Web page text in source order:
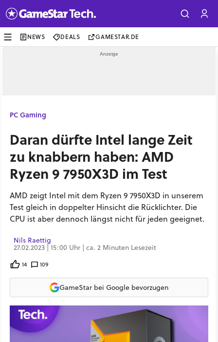
NEWS DEALS GAMESTAR.DE
PC Gaming
Daran dürfte Intel lange Zeit
zu knabbern haben: AMD
Ryzen 9 7950X3D im Test
AMD zeigt Intel mit dem Ryzen 9 7950X3D in unserem
Test gleich in doppelter Hinsicht die Rücklichter. Die
CPU ist aber dennoch längst nicht für jeden geeignet.
Nils Raettig
27.02.2023 | 15:00 Uhr | ca. 2 Minuten Lesezeit
14 109
GameStar bei Google bevorzugen